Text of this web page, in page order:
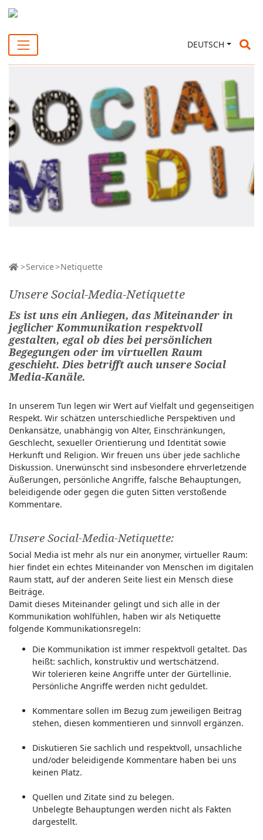
DEUTSCH
Service Netiquette
Unsere Social-Media-Netiquette
Es ist uns ein Anliegen, das Miteinander in
jeglicher Kommunikation respektvoll
gestalten, egal ob dies bei persönlichen
Begegungen oder im virtuellen Raum
geschieht. Dies betrifft auch unsere Social
Media-Kanäle.
In unserem Tun legen wir Wert auf Vielfalt und gegenseitigen
Respekt. Wir schätzen unterschiedliche Perspektiven und
Denkansätze, unabhängig von Alter, Einschränkungen,
Geschlecht, sexueller Orientierung und Identität sowie
Herkunft und Religion. Wir freuen uns über jede sachliche
Diskussion. Unerwünscht sind insbesondere ehrverletzende
Äußerungen, persönliche Angriffe, falsche Behauptungen,
beleidigende oder gegen die guten Sitten verstoßende
Kommentare.
Unsere Social-Media-Netiquette:
Social Media ist mehr als nur ein anonymer, virtueller Raum:
hier findet ein echtes Miteinander von Menschen im digitalen
Raum statt, auf der anderen Seite liest ein Mensch diese
Beiträge.
Damit dieses Miteinander gelingt und sich alle in der
Kommunikation wohlfühlen, haben wir als Netiquette
folgende Kommunikationsregeln:
Die Kommunikation ist immer respektvoll getaltet. Das
heißt: sachlich, konstruktiv und wertschätzend.
Wir tolerieren keine Angriffe unter der Gürtellinie.
Persönliche Angriffe werden nicht geduldet.
Kommentare sollen im Bezug zum jeweiligen Beitrag
stehen, diesen kommentieren und sinnvoll ergänzen.
Diskutieren Sie sachlich und respektvoll, unsachliche
und/oder beleidigende Kommentare haben bei uns
keinen Platz.
Quellen und Zitate sind zu belegen.
Unbelegte Behauptungen werden nicht als Fakten
dargestellt.